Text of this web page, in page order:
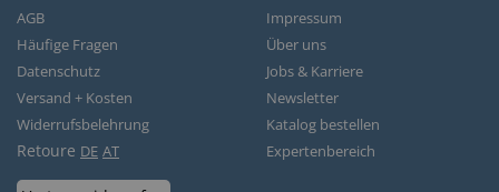
AGB
Häufige Fragen
Datenschutz
Versand + Kosten
Widerrufsbelehrung
Retoure DE AT
Impressum
Über uns
Jobs & Karriere
Newsletter
Katalog bestellen
Expertenbereich